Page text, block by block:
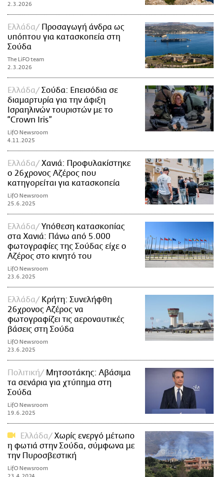
2.3.2026
Ελλάδα
Προσαγωγή άνδρα ως
υπόπτου για κατασκοπεία στη
Σούδα
The LiFO team
2.3.2026
Ελλάδα
Σούδα: Επεισόδια σε
διαμαρτυρία για την άφιξη
Ισραηλινών τουριστών με το
“Crown Iris”
LifO Newsroom
4.11.2025
Ελλάδα
Χανιά: Προφυλακίστηκε
ο 26χρονος Αζέρος που
κατηγορείται για κατασκοπεία
LifO Newsroom
25.6.2025
Ελλάδα
Υπόθεση κατασκοπίας
στα Χανιά: Πάνω από 5.000
φωτογραφίες της Σούδας είχε ο
Αζέρος στο κινητό του
LifO Newsroom
23.6.2025
Ελλάδα
Κρήτη: Συνελήφθη
26χρονος Αζέρος να
φωτογραφίζει τις αεροναυτικές
βάσεις στη Σούδα
LifO Newsroom
23.6.2025
Πολιτική
Μητσοτάκης: Αβάσιμα
τα σενάρια για χτύπημα στη
Σούδα
LifO Newsroom
19.6.2025
Ελλάδα
Χωρίς ενεργό μέτωπο
η φωτιά στην Σούδα, σύμφωνα με
την Πυροσβεστική
LifO Newsroom